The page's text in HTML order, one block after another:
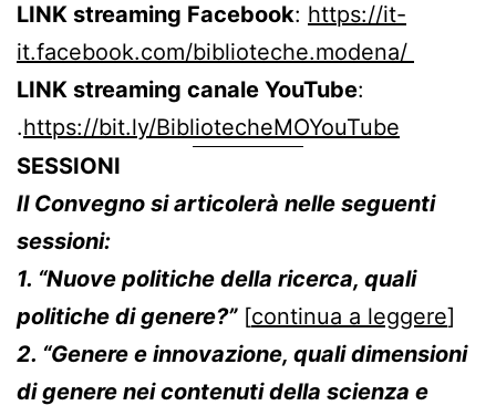
LINK streaming Facebook: https://it-
it.facebook.com/biblioteche.modena/
LINK streaming canale YouTube:
.https://bit.ly/BibliotecheMOYouTube
SESSIONI
Il Convegno si articolerà nelle seguenti
sessioni:
1. “Nuove politiche della ricerca, quali
politiche di genere?” [continua a leggere]
2. “Genere e innovazione, quali dimensioni
di genere nei contenuti della scienza e